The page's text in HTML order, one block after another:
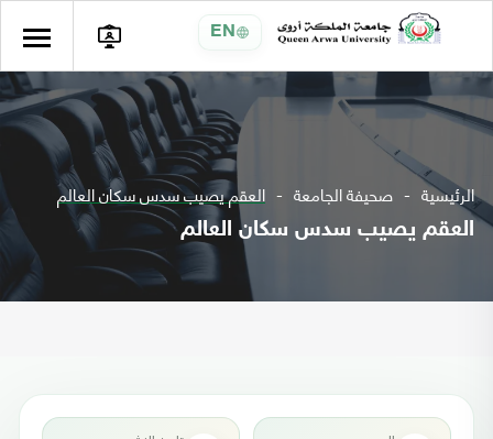
EN
الرئيسية صحيفة الجامعة العقم يصيب سدس سكان العالم
العقم يصيب سدس سكان العالم